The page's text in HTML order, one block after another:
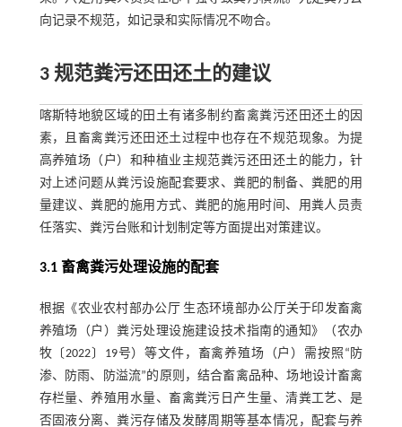
向记录不规范，如记录和实际情况不吻合。
3 规范粪污还田还土的建议
喀斯特地貌区域的田土有诸多制约畜禽粪污还田还土的因
素，且畜禽粪污还田还土过程中也存在不规范现象。为提
高养殖场（户）和种植业主规范粪污还田还土的能力，针
对上述问题从粪污设施配套要求、粪肥的制备、粪肥的用
量建议、粪肥的施用方式、粪肥的施用时间、用粪人员责
任落实、粪污台账和计划制定等方面提出对策建议。
3.1 畜禽粪污处理设施的配套
根据《农业农村部办公厅 生态环境部办公厅关于印发畜禽
养殖场（户）粪污处理设施建设技术指南的通知》（农办
牧〔2022〕19号）等文件，畜禽养殖场（户）需按照“防
渗、防雨、防溢流”的原则，结合畜禽品种、场地设计畜禽
存栏量、养殖用水量、畜禽粪污日产生量、清粪工艺、是
否固液分离、粪污存储及发酵周期等基本情况，配套与养